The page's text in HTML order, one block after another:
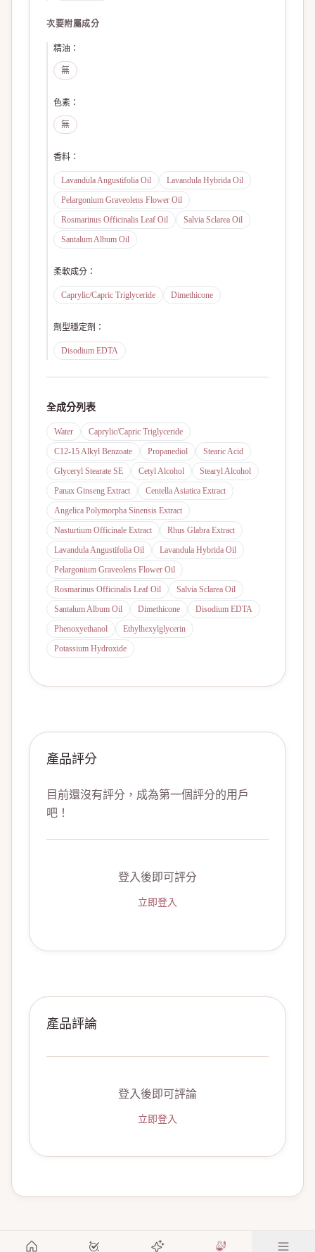
次要附屬成分
精油 ：
無
色素 ：
無
香料 ：
Lavandula Angustifolia Oil
Lavandula Hybrida Oil
Pelargonium Graveolens Flower Oil
Rosmarinus Officinalis Leaf Oil
Salvia Sclarea Oil
Santalum Album Oil
柔軟成分 ：
Caprylic/Capric Triglyceride Dimethicone
劑型穩定劑 ：
Disodium EDTA
全成分列表
Water
Caprylic/Capric Triglyceride
C12-15 Alkyl Benzoate
Propanediol
Stearic Acid
Glyceryl Stearate SE
Cetyl Alcohol
Stearyl Alcohol
Panax Ginseng Extract
Centella Asiatica Extract
Angelica Polymorpha Sinensis Extract
Nasturtium Officinale Extract
Rhus Glabra Extract
Lavandula Angustifolia Oil
Lavandula Hybrida Oil
Pelargonium Graveolens Flower Oil
Rosmarinus Officinalis Leaf Oil
Salvia Sclarea Oil
Santalum Album Oil
Dimethicone
Disodium EDTA
Phenoxyethanol
Ethylhexylglycerin
Potassium Hydroxide
產品評分
目前還沒有評分，成為第一個評分的用戶
吧！
登入後即可評分
立即登入
產品評論
登入後即可評論
立即登入